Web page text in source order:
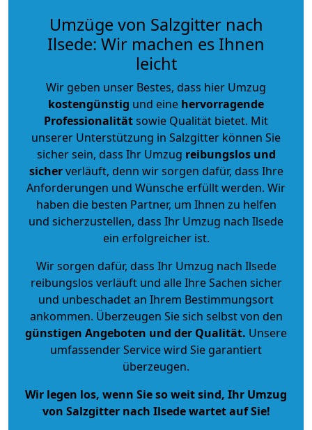
Umzüge von Salzgitter nach
Ilsede: Wir machen es Ihnen
leicht
Wir geben unser Bestes, dass hier Umzug
kostengünstig und eine hervorragende
Professionalitätsowie Qualität bietet. Mit
unserer Unterstützung in Salzgitter können Sie
sicher sein, dass Ihr Umzug reibungslos und
sicherverläuft, denn wir sorgen dafür, dass Ihre
Anforderungen und Wünsche erfüllt werden. Wir
haben die besten Partner, um Ihnen zu helfen
und sicherzustellen, dass Ihr Umzug nach Ilsede
ein erfolgreicher ist.
Wir sorgen dafür, dass Ihr Umzug nach Ilsede
reibungslos verläuft und alle Ihre Sachen sicher
und unbeschadet an Ihrem Bestimmungsort
ankommen. Überzeugen Sie sich selbst von den
günstigen Angeboten und der Qualität. Unsere
umfassender Service wird Sie garantiert
überzeugen.
Wir legen los, wenn Sie so weit sind, Ihr Umzug
von Salzgitter nach Ilsede wartet auf Sie!